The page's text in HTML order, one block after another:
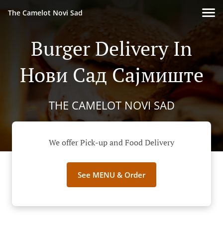
The Camelot Novi Sad
Burger Delivery In
Нови Сад Сајмиште
THE CAMELOT NOVI SAD
We offer Pick-up and Food Delivery
See MENU & Order